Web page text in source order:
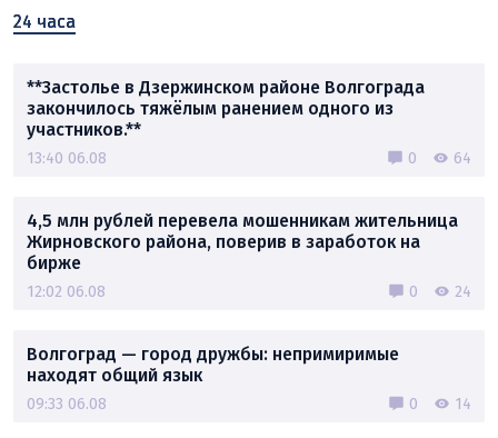
24 часа
**Застолье в Дзержинском районе Волгограда
закончилось тяжёлым ранением одного из
участников.**
13:40 06.08 0 64
4,5 млн рублей перевела мошенникам жительница
Жирновского района, поверив в заработок на
бирже
12:02 06.08 0 24
Волгоград — город дружбы: непримиримые
находят общий язык
09:33 06.08 0 14